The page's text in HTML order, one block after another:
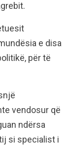
e disa
për të
vendosur që
ndërsa
si specialist i